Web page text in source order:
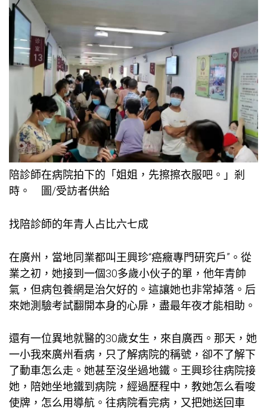
陪診師在病院拍下的「姐姐，先擦擦衣服吧。」剎
時。 圖/受訪者供給
找陪診師的年青人占比六七成
在廣州，當地同業都叫王興珍“癌癥專門研究戶”。從
業之初，她接到一個30多歲小伙子的單，他年青帥
氣，但病包養網是治欠好的。這讓她也非常掉落。后
來她測驗考試翻開本身的心扉，盡最年夜才能相助。
還有一位異地就醫的30歲女生，來自廣西。那天，她
一小我來廣州看病，只了解病院的稱號，卻不了解下
了動車怎么走。她甚至沒坐過地鐵。王興珍往病院接
她，陪她坐地鐵到病院，經過歷程中，教她怎么看唆
使牌，怎么用導航。往病院看完病，又把她送回車